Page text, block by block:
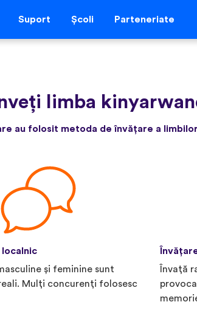
Suport Școli Parteneriate
limba
au folosit metoda de învățare a
și feminine sunt
Mulți concurenți folosesc
Învață